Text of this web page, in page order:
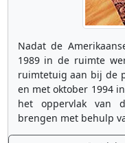
Nadat de
1989 in de ruimte
ruimtetuig aan bij de
en met oktober 1994
het oppervlak van
brengen met behulp